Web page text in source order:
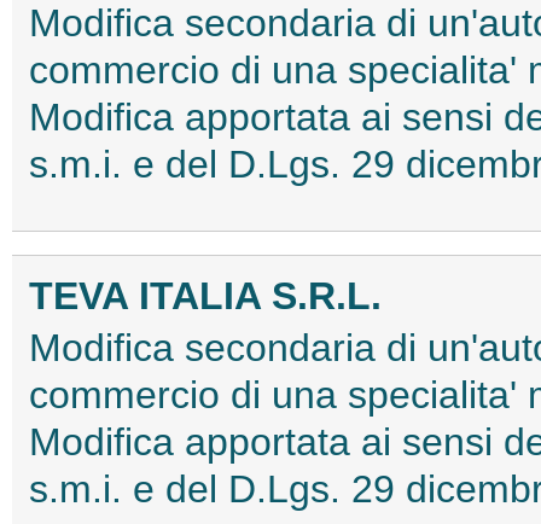
Modifica secondaria di
commercio di una specialita'
Modifica apportata ai sensi
s.m.i. e del D.Lgs. 29
TEVA ITALIA S.R.L.
Modifica secondaria di
commercio di una specialita'
Modifica apportata ai sensi
s.m.i. e del D.Lgs. 29